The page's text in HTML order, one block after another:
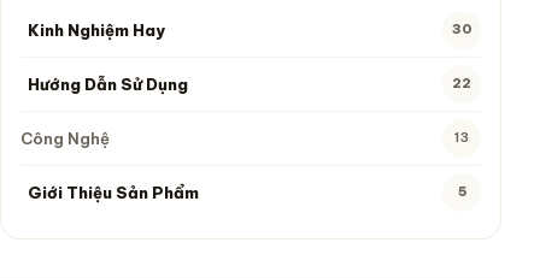
Kinh Nghiệm Hay 30
30 bài viết
Bài viết hiện tại thuộc chuyên mục này
Hướng Dẫn Sử Dụng 22
22 bài viết
Bài viết hiện tại thuộc chuyên mục này
Công Nghệ 13
13 bài viết
Giới Thiệu Sản Phẩm 5
5 bài viết
Bài viết hiện tại thuộc chuyên mục này